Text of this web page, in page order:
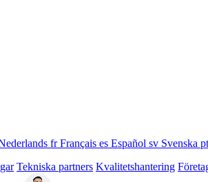
frFrançais es Español sv Svenska pt
Tekniska partners Kvalitetshantering